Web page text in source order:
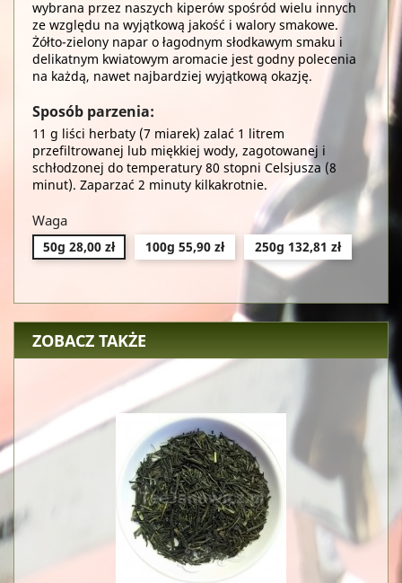
wybrana przez naszych kiperów spośród wielu innych
ze względu na wyjątkową jakość i walory smakowe.
Żółto-zielony napar o łagodnym słodkawym smaku i
delikatnym kwiatowym aromacie jest godny polecenia
na każdą, nawet najbardziej wyjątkową okazję.
Sposób parzenia:
11 g liści herbaty (7 miarek) zalać 1 litrem
przefiltrowanej lub miękkiej wody, zagotowanej i
schłodzonej do temperatury 80 stopni Celsjusza (8
minut). Zaparzać 2 minuty kilkakrotnie.
Waga
50g 28,00 zł 100g 55,90 zł 250g 132,81 zł
ZOBACZ TAKŻE